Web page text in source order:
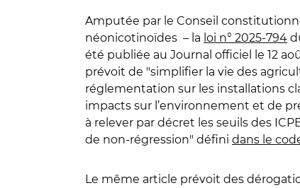
Amputée par le Conseil
néonicotinoïdes – la loi n° 2025-794
été publiée au Journal officiel le 12
prévoit de "simplifier la vie des
réglementation sur les installations
impacts sur l’environnement et de
à relever par décret les seuils des
de non-régression" défini dans le
Le même article prévoit des